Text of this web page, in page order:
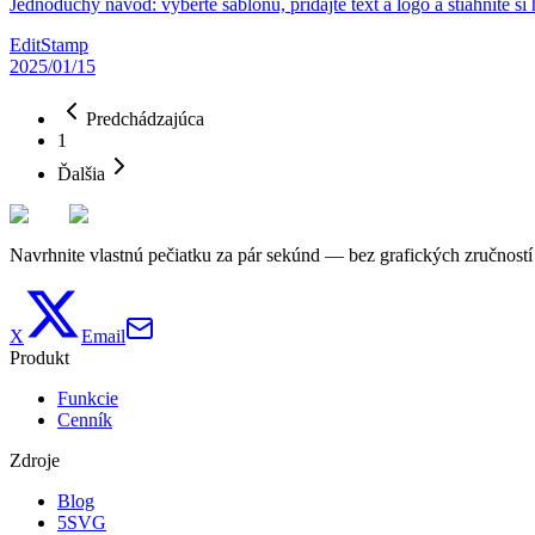
Jednoduchý návod: vyberte šablónu, pridajte text a logo a stiahnite
EditStamp
2025/01/15
Predchádzajúca
1
Ďalšia
Navrhnite vlastnú pečiatku za pár sekúnd — bez grafických zručností
X
Email
Produkt
Funkcie
Cenník
Zdroje
Blog
5SVG